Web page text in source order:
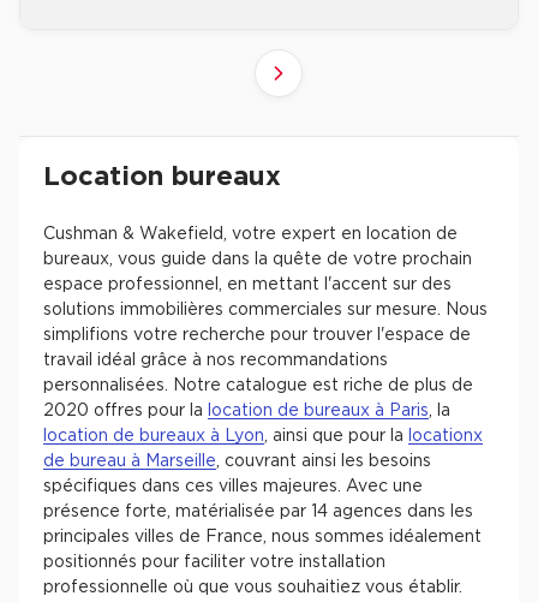
Suivant
Revenir à l'accueil -
Location bureaux
Cushman & Wakefield, votre expert en location de
bureaux, vous guide dans la quête de votre prochain
espace professionnel, en mettant l'accent sur des
solutions immobilières commerciales sur mesure. Nous
simplifions votre recherche pour trouver l'espace de
travail idéal grâce à nos recommandations
personnalisées. Notre catalogue est riche de plus de
2020 offres pour la
location de bureaux à Paris, la
location de bureaux à Lyon, ainsi que pour la
locationx
de bureau à Marseille, couvrant ainsi les besoins
spécifiques dans ces villes majeures. Avec une
présence forte, matérialisée par 14 agences dans les
principales villes de France, nous sommes idéalement
positionnés pour faciliter votre installation
professionnelle où que vous souhaitiez vous établir.